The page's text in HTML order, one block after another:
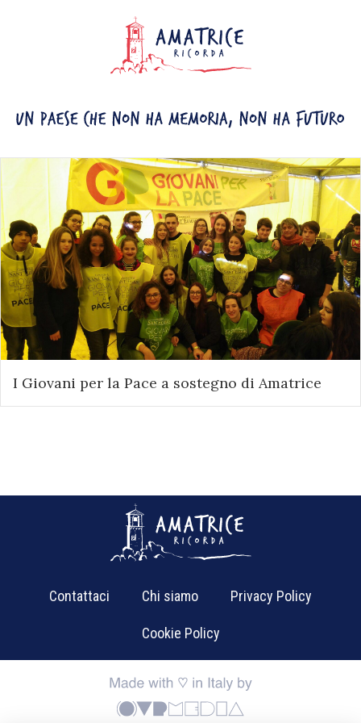
I Giovani per la Pace a sostegno di Amatrice
Contattaci Chi siamo Privacy Policy
Cookie Policy